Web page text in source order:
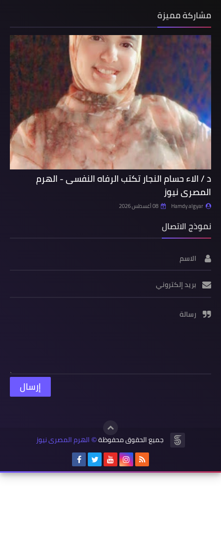
مشاركة مميزة
د / الاء حسام النجار تكتب الرفاه النفسى - الهرم
المصرى نيوز
Hamdy algyar 08 أغسطس 2026
نموذج الاتصال
الاسم
بريد إلكتروني
رسالة
جميع الحقوق محفوظة© الهرم المصرى نيوز